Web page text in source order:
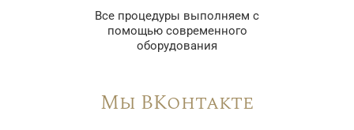
Все процедуры выполняем с
помощью современного
оборудования
Мы ВКонтакте